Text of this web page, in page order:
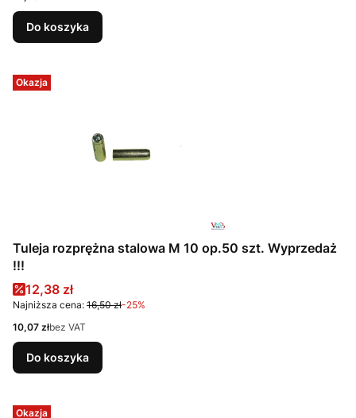
Do koszyka
Okazja
Tuleja rozprężna stalowa M 10 op.50 szt. Wyprzedaż
!!!
Cena promocyjna
12,38 zł
Najniższa cena: 16,50 zł-25%
Cena
10,07 złbez VAT
Do koszyka
Okazja